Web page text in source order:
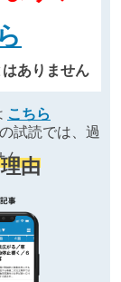
ありません
こちら
試読では、過
ん由